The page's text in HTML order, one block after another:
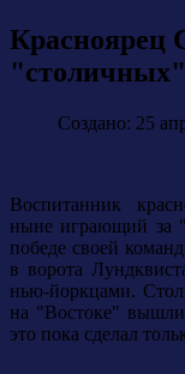
Красноярец
Создано: 25
Воспитанник
ныне играющий за
победе своей
в ворота
нью-йоркцами.
на "Востоке"
это пока сделал